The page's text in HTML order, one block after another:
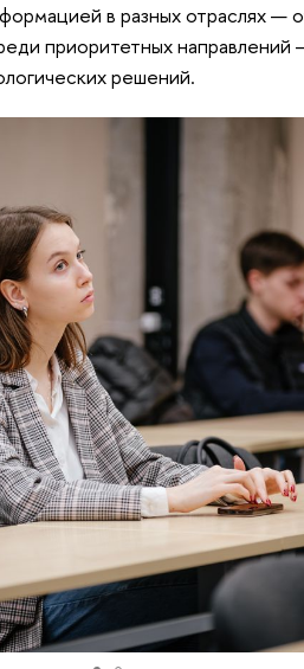
в разных отраслях —
приоритетных
решений.